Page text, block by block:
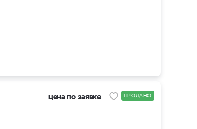
цена по заявке ПРОДАНО